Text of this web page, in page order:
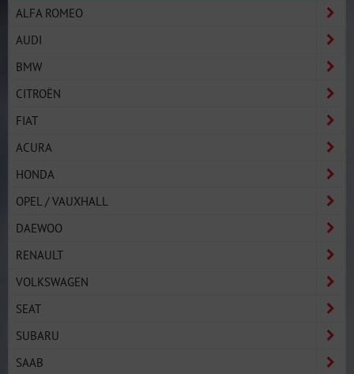
ALFA ROMEO
AUDI
BMW
CITROËN
FIAT
ACURA
HONDA
OPEL / VAUXHALL
DAEWOO
RENAULT
VOLKSWAGEN
SEAT
SUBARU
SAAB